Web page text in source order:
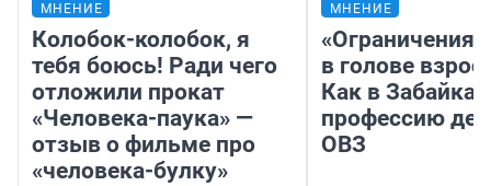
МНЕНИЕ
Колобок-колобок, я
тебя боюсь! Ради чего
отложили прокат
«Человека-паука» —
отзыв о фильме про
«человека-булку»
МНЕНИЕ
«Ограничения
в голове
Как в
профессию
ОВЗ